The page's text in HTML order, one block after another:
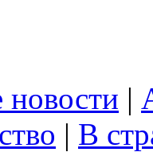
новости |
| В